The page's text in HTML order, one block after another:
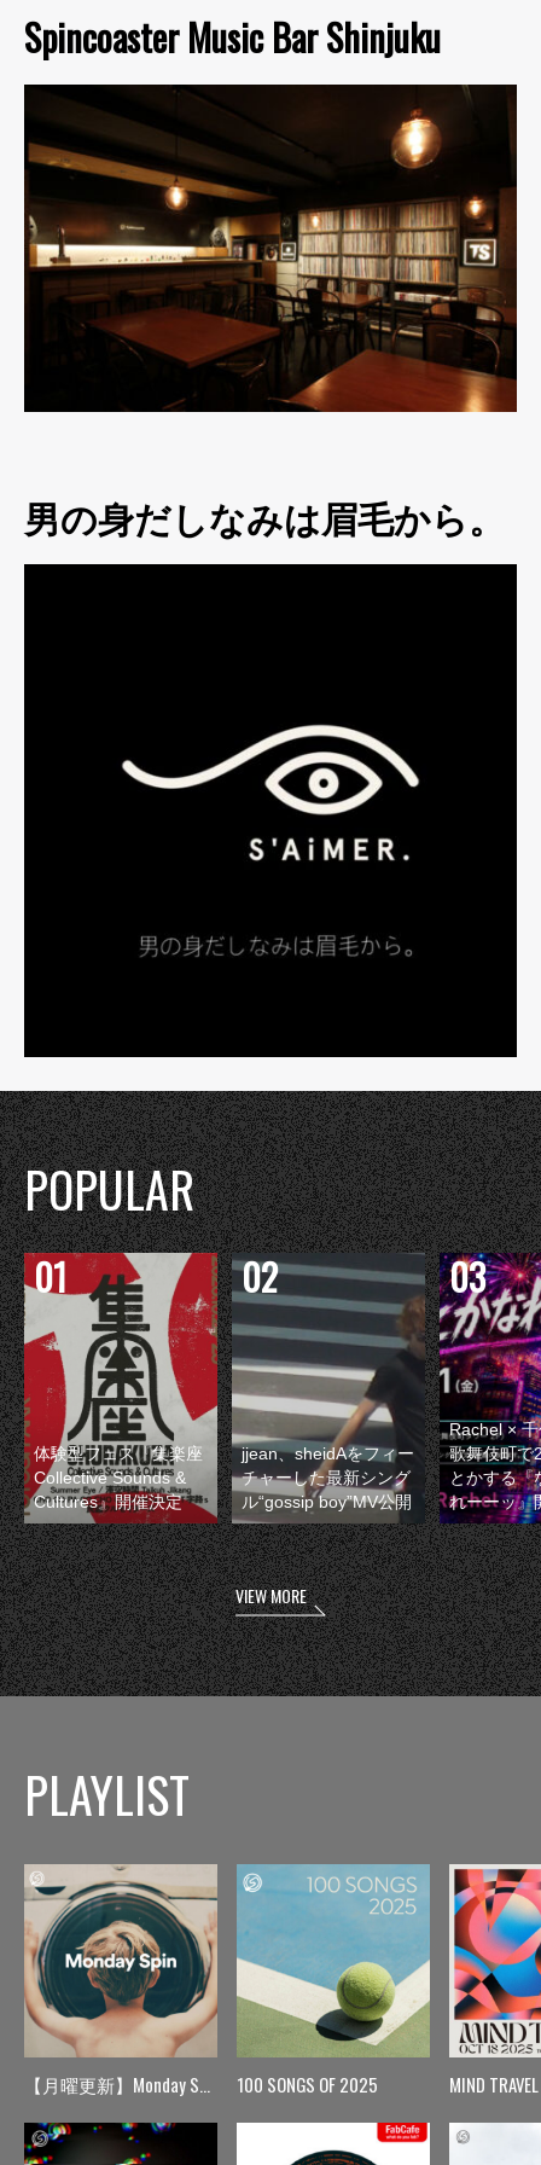
Spincoaster Music Bar Shinjuku
男の身だしなみは眉毛から。
POPULAR
体験型フェス『集楽座
Collective Sounds &
Cultures』開催決定
jjean、sheidAをフィー
チャーした最新シング
ル“gossip boy”MV公開
Rachel ×
歌舞伎町で
とかする『
れーーッ』
VIEW MORE
PLAYLIST
【月曜更新】Monday Spin 100 SONGS OF 2025 MIND TRAVEL